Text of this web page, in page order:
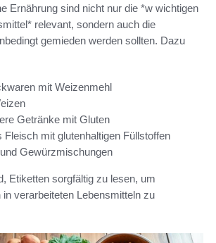
Ernährung sind nicht nur die *w wichtigen
relevant, sondern auch die
gemieden werden sollten. Dazu
mit Weizenmehl
Getränke mit Gluten
Fleisch mit glutenhaltigen Füllstoffen
Gewürzmischungen
Etiketten sorgfältig zu lesen, um
verarbeiteten Lebensmitteln zu